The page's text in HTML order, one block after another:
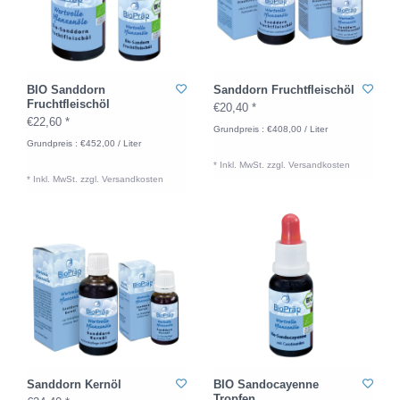
BIO Sanddorn
Fruchtfleischöl
€22,60 *
Grundpreis : €452,00 / Liter
* Inkl. MwSt. zzgl. Versandkosten
Sanddorn Fruchtfleischöl
€20,40 *
Grundpreis : €408,00 / Liter
* Inkl. MwSt. zzgl. Versandkosten
Sanddorn Kernöl
BIO Sandocayenne